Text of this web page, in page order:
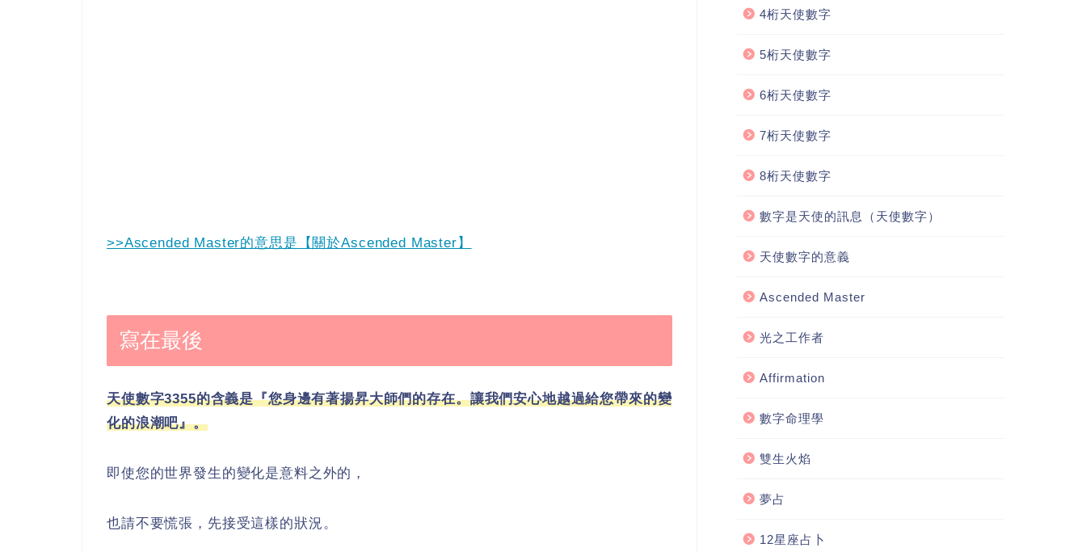
>>Ascended Master的意思是【關於Ascended Master】
寫在最後
天使數字3355的含義是『您身邊有著揚昇大師們的存在。讓我們安心地越過給您帶來的變
化的浪潮吧』。
即使您的世界發生的變化是意料之外的，
也請不要慌張，先接受這樣的狀況。
4桁天使數字
5桁天使數字
6桁天使數字
7桁天使數字
8桁天使數字
數字是天使的訊息（天使數字）
天使數字的意義
Ascended Master
光之工作者
Affirmation
數字命理學
雙生火焰
夢占
12星座占卜